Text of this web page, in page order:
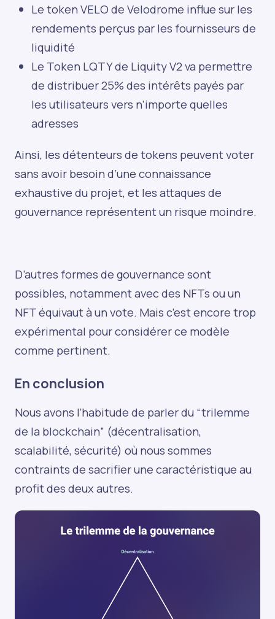
Le token VELO de Velodrome influe sur les
rendements perçus par les fournisseurs de
liquidité
Le Token LQTY de Liquity V2 va permettre
de distribuer 25% des intérêts payés par
les utilisateurs vers n’importe quelles
adresses
Ainsi, les détenteurs de tokens peuvent voter
sans avoir besoin d’une connaissance
exhaustive du projet, et les attaques de
gouvernance représentent un risque moindre.
D’autres formes de gouvernance sont
possibles, notamment avec des NFTs ou un
NFT équivaut à un vote. Mais c’est encore trop
expérimental pour considérer ce modèle
comme pertinent.
En conclusion
Nous avons l’habitude de parler du “trilemme
de la blockchain” (décentralisation,
scalabilité, sécurité) où nous sommes
contraints de sacrifier une caractéristique au
profit des deux autres.